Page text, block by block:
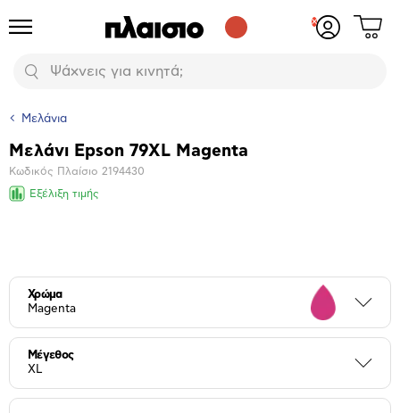
Προϊόντα
Αναζήτηση
Δες
Μελάνια
Βασικά
χαρακτηριστικά
Μελάνι Epson 79XL Magenta
Κωδικός Πλαίσιο 2194430
Εξέλιξη τιμής
Χρώμα
Magenta
Μέγεθος
XL